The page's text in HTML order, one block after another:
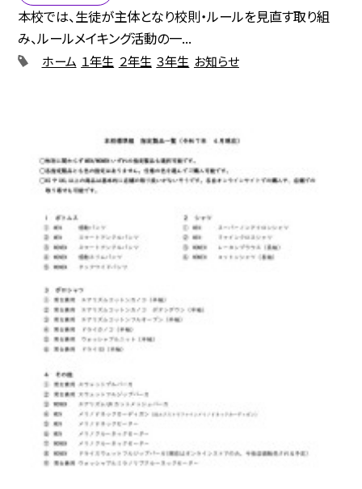
本校では、生徒が主体となり校則・ルールを見直す取り組
み、ルールメイキング活動の一...
ホーム １年生 ２年生 ３年生 お知らせ